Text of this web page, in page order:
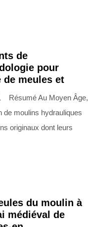
de
pour
de meules et
Résumé Au Moyen Âge,
de moulins hydrauliques
originaux dont leurs
du moulin à
médiéval de